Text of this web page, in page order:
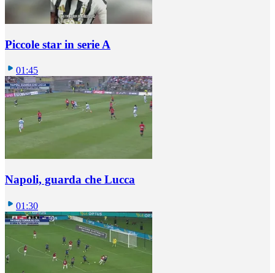
Piccole star in serie A
01:45
Napoli, guarda che Lucca
01:30